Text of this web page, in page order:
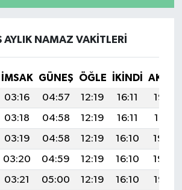
AYLIK NAMAZ VAKITLERI
İMSAK GÜNEŞ ÖĞLE İKINDI
03:16 04:57 12:19 16:11
19:32
03:18 04:58 12:19 16:11
19:31
03:19 04:58 12:19 16:10
19:30
03:20 04:59 12:19 16:10
19:29
03:21 05:00 12:19 16:10
19:28